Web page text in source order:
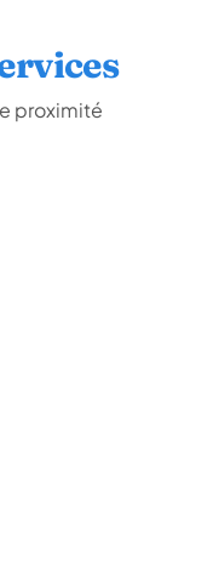
proximité